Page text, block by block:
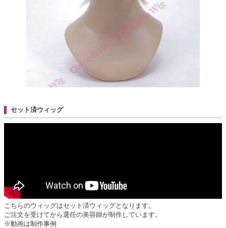
セット済ウィッグ
こちらのウィッグはセット済ウィッグとなります。
ご注文を受けてから選任の美容師が制作しています。
※動画は制作事例